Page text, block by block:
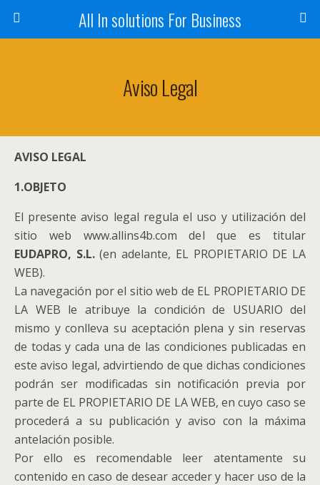
All In solutions For Business
Aviso Legal
AVISO LEGAL
1.OBJETO
El presente aviso legal regula el uso y utilización del
sitio web www.allins4b.com del que es titular
EUDAPRO, S.L.(en adelante, EL PROPIETARIO DE LA
WEB).
La navegación por el sitio web de EL PROPIETARIO DE
LA WEB le atribuye la condición de USUARIO del
mismo y conlleva su aceptación plena y sin reservas
de todas y cada una de las condiciones publicadas en
este aviso legal, advirtiendo de que dichas condiciones
podrán ser modificadas sin notificación previa por
parte de EL PROPIETARIO DE LA WEB, en cuyo caso se
procederá a su publicación y aviso con la máxima
antelación posible.
Por ello es recomendable leer atentamente su
contenido en caso de desear acceder y hacer uso de la